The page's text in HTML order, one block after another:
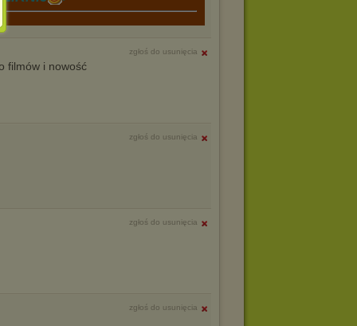
zgłoś do usunięcia
filmów i nowość
zgłoś do usunięcia
zgłoś do usunięcia
zgłoś do usunięcia